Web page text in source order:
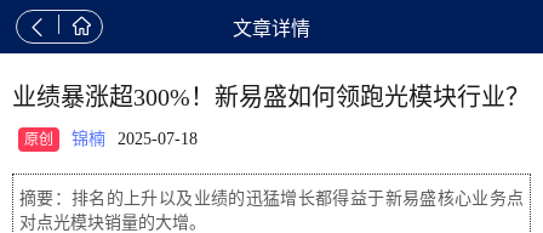
  文章详情
业绩暴涨超300%！新易盛如何领跑光模块行业？
原创 锦楠 2025-07-18
摘要：排名的上升以及业绩的迅猛增长都得益于新易盛核心业务点
对点光模块销量的大增。